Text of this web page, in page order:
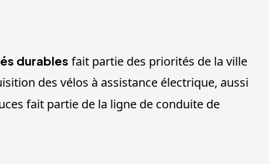
durables fait partie des priorités de la ville
des vélos à assistance électrique, aussi
fait partie de la ligne de conduite de